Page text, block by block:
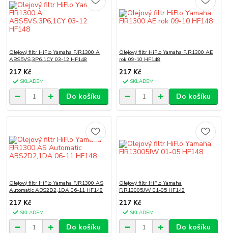
Olejový filtr HiFlo Yamaha FJR1300 A
ABS5VS,3P6,1CY 03-12 HF148
217 Kč
SKLADEM
Do košíku
Olejový filtr HiFlo Yamaha FJR1300 AE
rok 09-10 HF148
217 Kč
SKLADEM
Do košíku
Olejový filtr HiFlo Yamaha FJR1300 AS
Automatic ABS2D2,1DA 06-11 HF148
217 Kč
SKLADEM
Do košíku
Olejový filtr HiFlo Yamaha
FJR13005JW 01-05 HF148
217 Kč
SKLADEM
Do košíku